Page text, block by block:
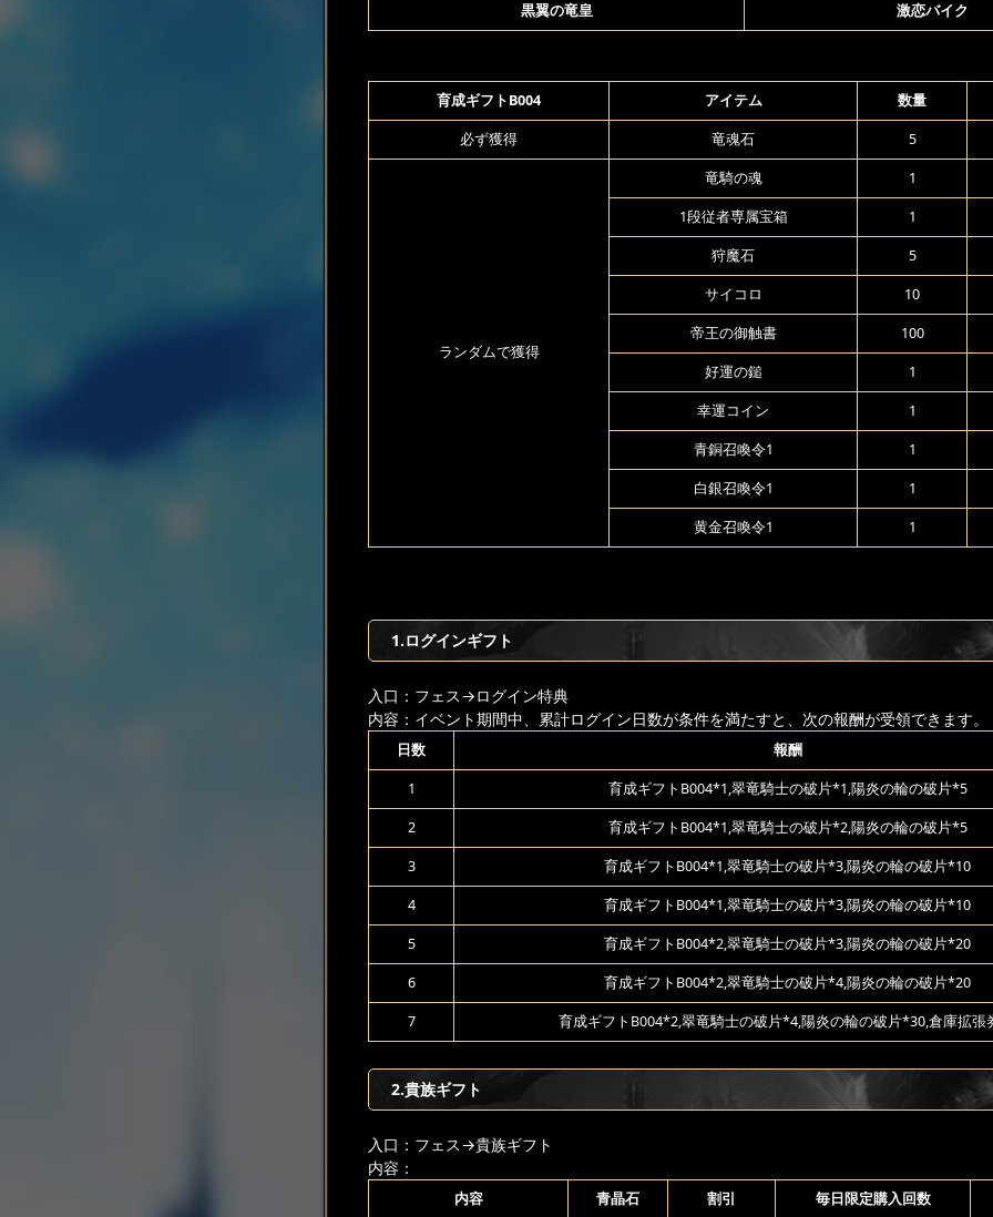
黒翼の竜皇 激恋バイク
育成ギフトB004 アイテム 数量
必ず獲得 竜魂石 5
ランダムで獲得
竜騎の魂 1
1段従者専属宝箱 1
狩魔石 5
サイコロ 10
帝王の御触書 100
好運の鎚 1
幸運コイン 1
青銅召喚令1 1
白銀召喚令1 1
黄金召喚令1 1
1.ログインギフト
入口：フェス→ログイン特典
内容：イベント期間中、累計ログイン日数が条件を満たすと、次の報酬が受領できます。
日数 報酬
1 育成ギフトB004*1,翠竜騎士の破片*1,陽炎の輪の破片*5
2 育成ギフトB004*1,翠竜騎士の破片*2,陽炎の輪の破片*5
3 育成ギフトB004*1,翠竜騎士の破片*3,陽炎の輪の破片*10
4 育成ギフトB004*1,翠竜騎士の破片*3,陽炎の輪の破片*10
5 育成ギフトB004*2,翠竜騎士の破片*3,陽炎の輪の破片*20
6 育成ギフトB004*2,翠竜騎士の破片*4,陽炎の輪の破片*20
7 育成ギフトB004*2,翠竜騎士の破片*4,陽炎の輪の破片*30,倉庫拡張
2.貴族ギフト
入口：フェス→貴族ギフト
内容：
内容 青晶石 割引 毎日限定購入回数